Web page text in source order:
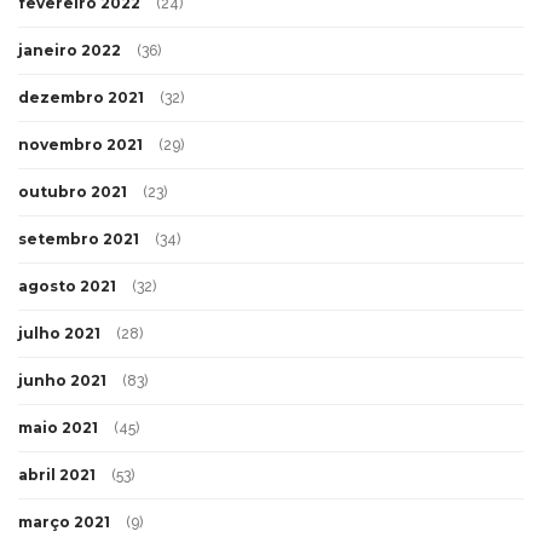
(24)
janeiro 2022 (36)
dezembro 2021 (32)
novembro 2021 (29)
outubro 2021 (23)
setembro 2021 (34)
agosto 2021 (32)
julho 2021 (28)
junho 2021 (83)
maio 2021 (45)
abril 2021 (53)
março 2021 (9)